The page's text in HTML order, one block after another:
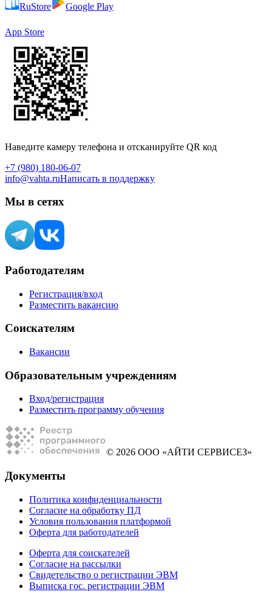
RuStore Google Play
App Store
Наведите камеру телефона и отсканируйте QR код
+7 (980) 180-06-07
info@vahta.ruНаписать в поддержку
Мы в сетях
Работодателям
Регистрация/вход
Разместить вакансию
Соискателям
Вакансии
Образовательным учреждениям
Вход/регистрация
Разместить программу обучения
© 2026 ООО «АЙТИ СЕРВИСЕЗ»
Документы
Политика конфиденциальности
Согласие на обработку ПД
Условия пользования платформой
Оферта для работодателей
Оферта для соискателей
Согласие на рассылки
Свидетельство о регистрации ЭВМ
Выписка гос. регистрации ЭВМ